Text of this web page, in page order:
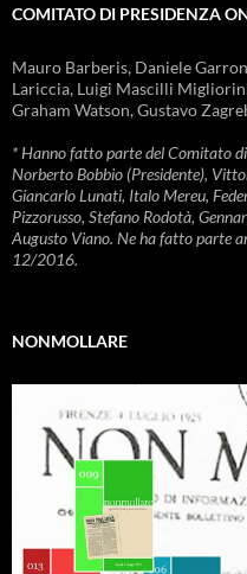
COMITATO DI PRESIDENZA
Mauro Barberis, Daniele
Lariccia, Luigi Mascilli
Graham Watson, Gustavo
* Hanno fatto parte del Comitato
Norberto Bobbio (Presidente),
Giancarlo Lunati, Italo Mereu,
Pizzorusso, Stefano Rodotà,
Augusto Viano. Ne ha fatto parte
12/2016.
NONMOLLARE